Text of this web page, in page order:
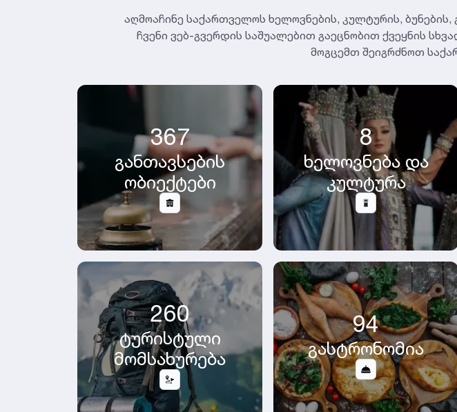
აღმოაჩინე საქართველოს ხელოვნების, კულტურის,
ჩვენი ვებ-გვერდის საშუალებით გაეცნობით ქვეყნის
მოგცემთ შეიგრძნოთ
367
განთავსების
ობიექტები
8
ხელოვნება და
კულტურა
260
ტურისტული
მომსახურება
94
გასტრონომია